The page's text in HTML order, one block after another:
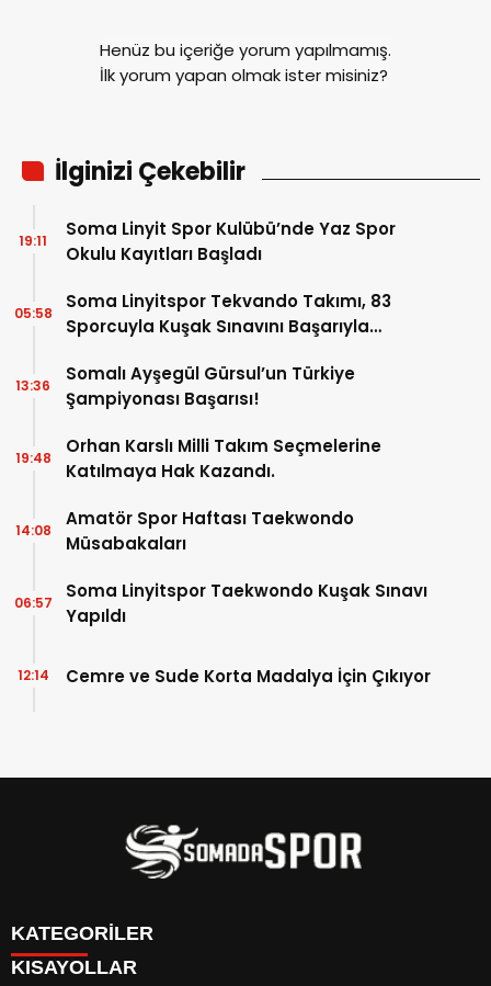
Henüz bu içeriğe yorum yapılmamış.
İlk yorum yapan olmak ister misiniz?
İlginizi Çekebilir
Soma Linyit Spor Kulübü’nde Yaz Spor
Okulu Kayıtları Başladı
19:11
Soma Linyitspor Tekvando Takımı, 83
Sporcuyla Kuşak Sınavını Başarıyla
05:58
Somalı Ayşegül Gürsul’un Türkiye
Şampiyonası Başarısı!
13:36
Orhan Karslı Milli Takım Seçmelerine
Katılmaya Hak Kazandı.
19:48
Amatör Spor Haftası Taekwondo
Müsabakaları
14:08
Soma Linyitspor Taekwondo Kuşak Sınavı
Yapıldı
06:57
Cemre ve Sude Korta Madalya İçin Çıkıyor
12:14
KATEGORİLER
KISAYOLLAR